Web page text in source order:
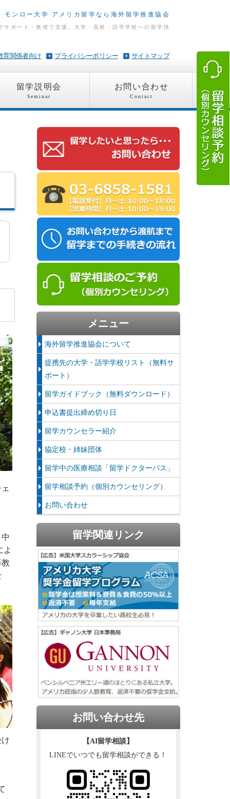
モンロー大学 アメリカ留学なら海外留学推進協会
ポート・無償で支援。大学・高校・語学学校への留学情
サイトマップ
プライバシーポリシー
育関係者向け
留学説明会
Seminar
お問い合わせ
Contact
よ
メニュー
海外留学推進協会について
提携先の大学・語学学校リスト（無料サ
ポート）
留学ガイドブック（無料ダウンロード）
申込書提出締め切り日
留学カウンセラー紹介
協定校・姉妹団体
留学中の医療相談「留学ドクターパス」
留学相談予約（個別カウンセリング）
お問い合わせ
留学関連リンク
お問い合わせ先
【AI留学相談】
LINEでいつでも留学相談ができる！